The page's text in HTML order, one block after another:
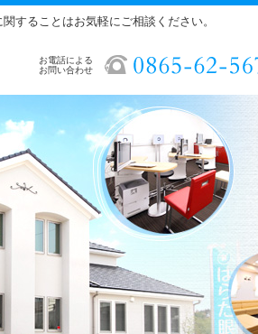
することはお気軽にご相談ください。
お電話による
お問い合わせ